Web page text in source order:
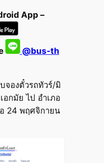
App –
@bus-th
จองตั๋วรถทัวร์/มิ
อกมัย ไป อำเภอ
24 พฤศจิกายน